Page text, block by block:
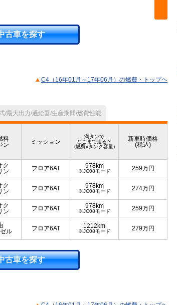
古車を探す
C4（16年01月～17年06月）の燃費・トップヘ
/最大出力/過給器/生産期間/燃費性能
料
ン
ミッション
満タンで
どこまで走る？
(燃費xタンク容量)
新車時価格
(税込)
ク
ン
フロア6AT 978km
※JC08モード 259万円
ク
ン
フロア6AT 978km
※JC08モード 274万円
ク
ン
フロア6AT 978km
※JC08モード 259万円
ル
フロア6AT 1212km
※JC08モード 279万円
古車を探す